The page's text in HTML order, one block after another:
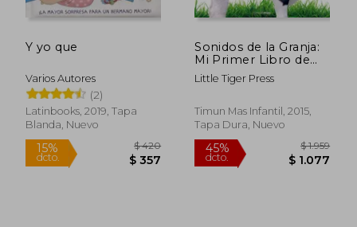
15%
Y yo que
Varios Autores
(2)
Latinbooks, 2019, Tapa
Blanda, Nuevo
Sonidos de la Granja:
Mi Primer Libro de
Texturas y Sonidos
Little Tiger Press
Timun Mas Infantil, 2015,
Tapa Dura, Nuevo